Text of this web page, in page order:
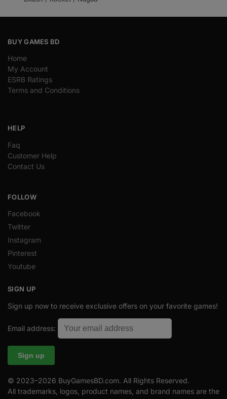
BUY GAMES BD
Home
My Account
ESRB Ratings
Terms and Conditions
HELP
Faq
Customer Help
Contact Us
FOLLOW
Facebook
Twitter
Instagram
Pinterest
Youtube
SIGN UP
Sign up now to receive exclusive offers on your favorite games!
Email address:
© 2023–2026 BuyGamesBD.com. All Rights Reserved.
All trademarks, logos, product names, and brand names are the